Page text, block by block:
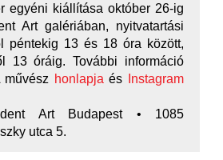
egyéni kiállítása október 26-ig
Art galériában, nyitvatartási
péntekig 13 és 18 óra között,
13 óráig. További információ
művész honlapja és
Instagram
Art Budapest • 1085
utca 5.